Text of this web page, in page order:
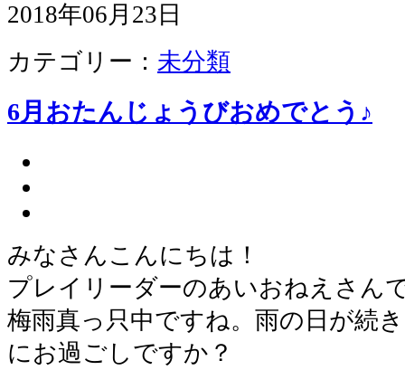
2018年06月23日
カテゴリー： 未分類
6月おたんじょうびおめでとう♪
みなさんこんにちは！
プレイリーダーのあいおねえさん
梅雨真っ只中ですね。雨の日が続
にお過ごしですか？